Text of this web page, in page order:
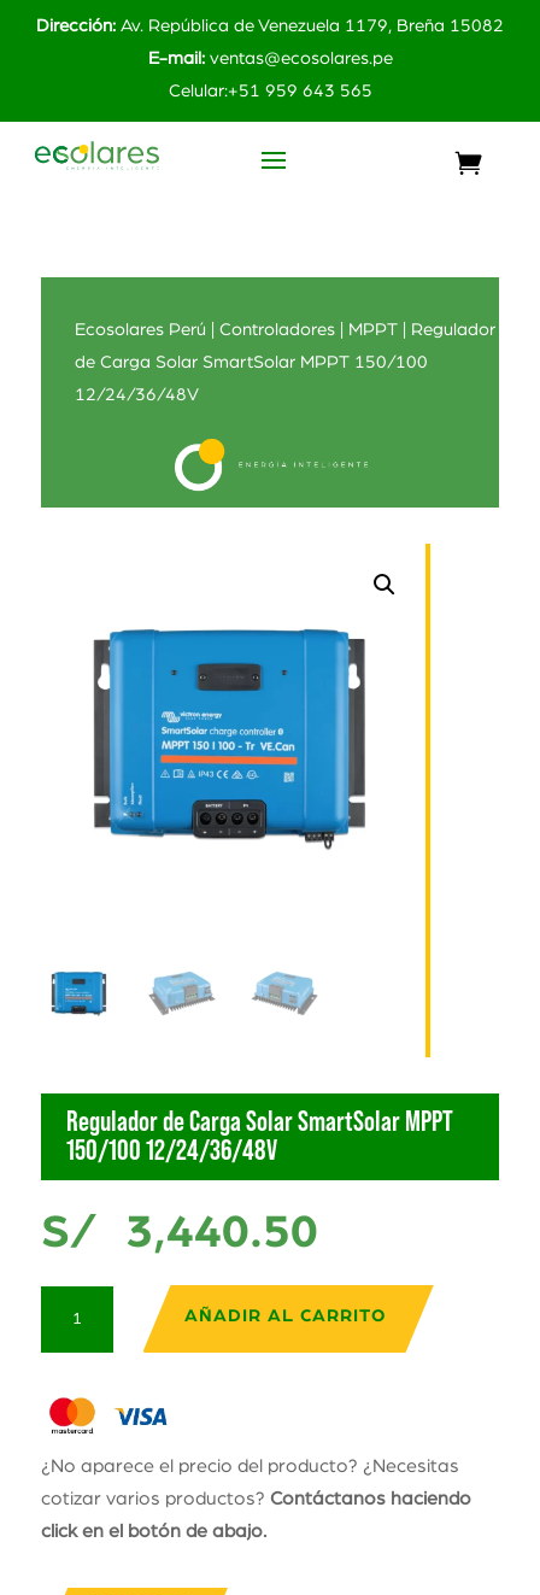
Dirección: Av. República de Venezuela 1179, Breña 15082
E-mail: ventas@ecosolares.pe
Celular:+51 959 643 565
Ecosolares Perú Controladores| MPPT| Regulador
de Carga Solar SmartSolar MPPT 150/100
12/24/36/48V
Regulador de Carga Solar SmartSolar MPPT
150/100 12/24/36/48V
S/3,440.50
Solar
SmartSolar
MPPT
150/100
12/24/36/48V
AÑADIR AL CARRITO
¿No aparece el precio del producto? ¿Necesitas
cotizar varios productos? Contáctanos haciendo
click en el botón de abajo.